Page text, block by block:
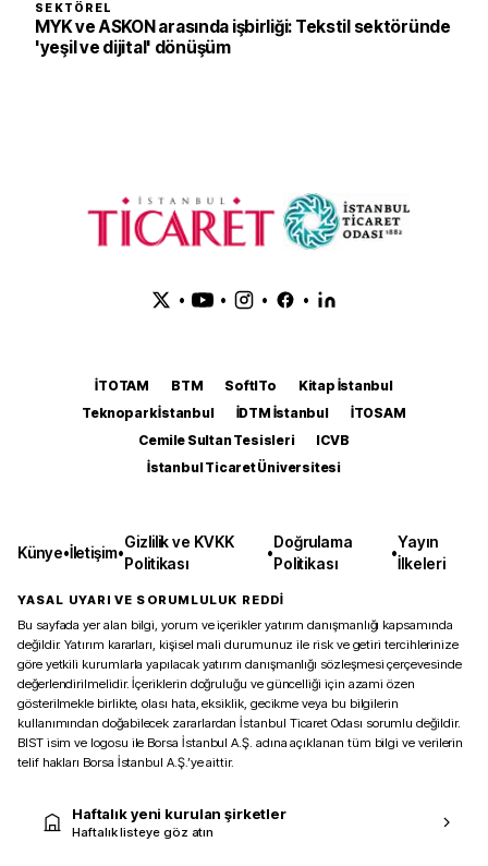
SEKTÖREL
MYK ve ASKON arasında işbirliği: Tekstil sektöründe
'yeşil ve dijital' dönüşüm
• • • •
İTOTAM BTM SoftITo
Kitap İstanbul
Teknopark İstanbul
İDTM İstanbul
İTOSAM
Cemile Sultan Tesisleri
ICVB
İstanbul Ticaret Üniversitesi
Künye•İletişim•
Gizlilik ve KVKK
Politikası
•
Doğrulama
Politikası
•
Yayın
İlkeleri
YASAL UYARI VE SORUMLULUK REDDİ
Bu sayfada yer alan bilgi, yorum ve içerikler yatırım danışmanlığı kapsamında
değildir. Yatırım kararları, kişisel mali durumunuz ile risk ve getiri tercihlerinize
göre yetkili kurumlarla yapılacak yatırım danışmanlığı sözleşmesi çerçevesinde
değerlendirilmelidir. İçeriklerin doğruluğu ve güncelliği için azami özen
gösterilmekle birlikte, olası hata, eksiklik, gecikme veya bu bilgilerin
kullanımından doğabilecek zararlardan İstanbul Ticaret Odası sorumlu değildir.
BIST isim ve logosu ile Borsa İstanbul A.Ş. adına açıklanan tüm bilgi ve verilerin
telif hakları Borsa İstanbul A.Ş.’ye aittir.
Haftalık yeni kurulan şirketler
Haftalık listeye göz atın